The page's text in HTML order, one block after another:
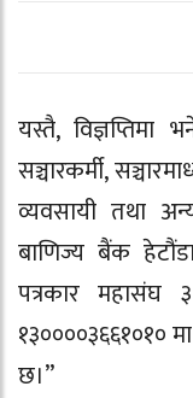
यस्तै,
सञ्चारकर्मी,
व्यवसायी तथा
बाणिज्य बैंक
पत्रकार महासंघ
१३००००३६६१०१०
छ।”